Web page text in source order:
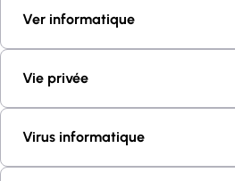
Ver informatique
Vie privée
Virus informatique